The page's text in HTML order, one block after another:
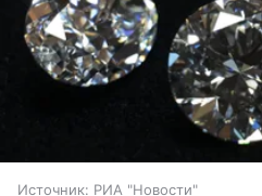
Источник: РИА "Новости"